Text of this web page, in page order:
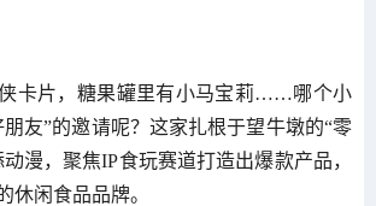
卡片，糖果罐里有小马宝莉……哪个小
友”的邀请呢？这家扎根于望牛墩的“零
漫，聚焦IP食玩赛道打造出爆款产品，
休闲食品品牌。